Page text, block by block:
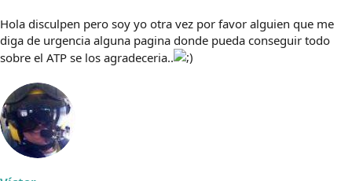
Hola disculpen pero soy yo otra vez por favor alguien que me
diga de urgencia alguna pagina donde pueda conseguir todo
sobre el ATP se los agradeceria..